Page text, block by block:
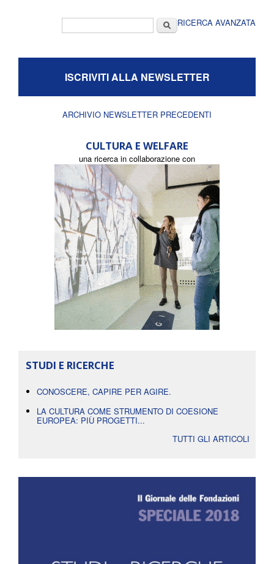
CercaRICERCA AVANZATA
ISCRIVITI ALLA NEWSLETTER
ARCHIVIO NEWSLETTER PRECEDENTI
CULTURA E WELFARE
una ricerca in collaborazione con
STUDI E RICERCHE
CONOSCERE, CAPIRE PER AGIRE.
LA CULTURA COME STRUMENTO DI COESIONE
EUROPEA: PIÙ PROGETTI...
TUTTI GLI ARTICOLI